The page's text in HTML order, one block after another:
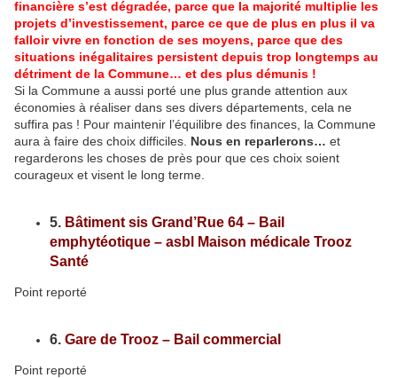
financière s’est dégradée, parce que la majorité multiplie les
projets d’investissement, parce ce que de plus en plus il va
falloir vivre en fonction de ses moyens, parce que des
situations inégalitaires persistent depuis trop longtemps au
détriment de la Commune… et des plus démunis !
Si la Commune a aussi porté une plus grande attention aux
économies à réaliser dans ses divers départements, cela ne
suffira pas ! Pour maintenir l’équilibre des finances, la Commune
aura à faire des choix difficiles. Nous en reparlerons… et
regarderons les choses de près pour que ces choix soient
courageux et visent le long terme.
5. Bâtiment sis Grand’Rue 64 – Bail
emphytéotique – asbl Maison médicale Trooz
Santé
Point reporté
6. Gare de Trooz – Bail commercial
Point reporté